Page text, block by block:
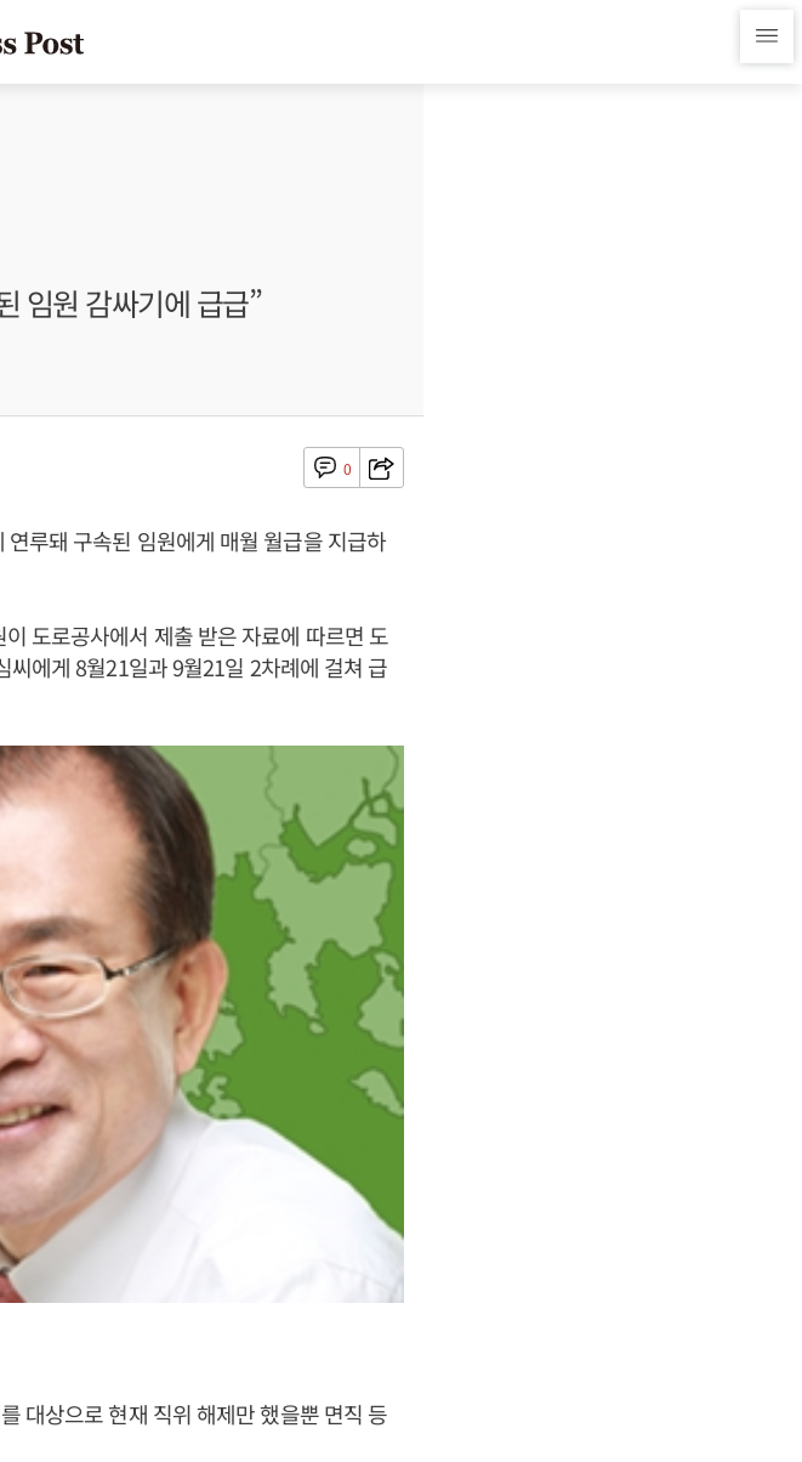
임원 감싸기에 급급”
0
루돼 구속된 임원에게 매월 월급을 지급하
도로공사에서 제출 받은 자료에 따르면 도
에게 8월21일과 9월21일 2차례에 걸쳐 급
대상으로 현재 직위 해제만 했을뿐 면직 등